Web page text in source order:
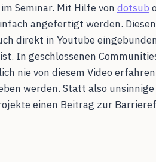
Seminar. Mit Hilfe von dotsub
angefertigt werden.
direkt in Youtube
In geschlossenen
nie von diesem Video
werden. Statt also
einen Beitrag zur